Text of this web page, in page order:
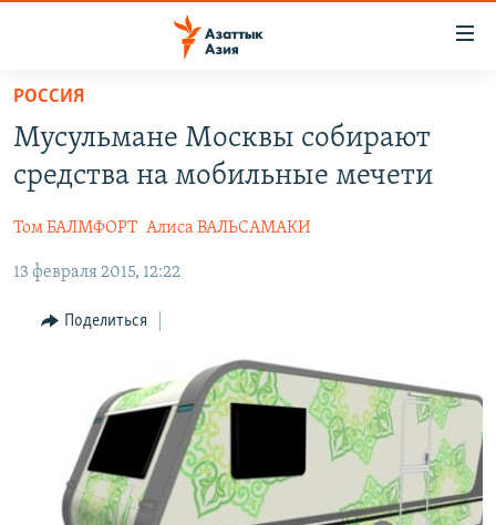
Вернуться
основному
содержанию
Вернутся
навигации
Вернутся
КАЗАХСТАН
УЗБЕКИСТАН
ТАДЖИКИСТАН
НОВОСТИ
ВОЙНА В УКРАИНЕ
НА ДРУГИХ ЯЗЫКАХ
ҚАЗАҚША
КЫРГЫЗЧА
TÜRKMENÇE
Все сайты РСЕ/РС
РОССИЯ
Мусульмане Москвы собирают
средства на мобильные мечети
Том БАЛМФОРТ Алиса ВАЛЬСАМАКИ
13 февраля 2015, 12:22
Поделиться